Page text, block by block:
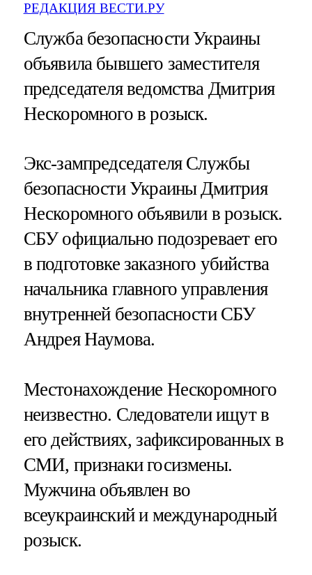
РЕДАКЦИЯ ВЕСТИ.РУ
Служба безопасности Украины
объявила бывшего заместителя
председателя ведомства Дмитрия
Нескоромного в розыск.
Экс-зампредседателя Службы
безопасности Украины Дмитрия
Нескоромного объявили в розыск.
СБУ официально подозревает его
в подготовке заказного убийства
начальника главного управления
внутренней безопасности СБУ
Андрея Наумова​​​.
Местонахождение Нескоромного
неизвестно. Следователи ищут в
его действиях, зафиксированных в
СМИ, признаки госизмены.
Мужчина объявлен во
всеукраинский и международный
розыск.